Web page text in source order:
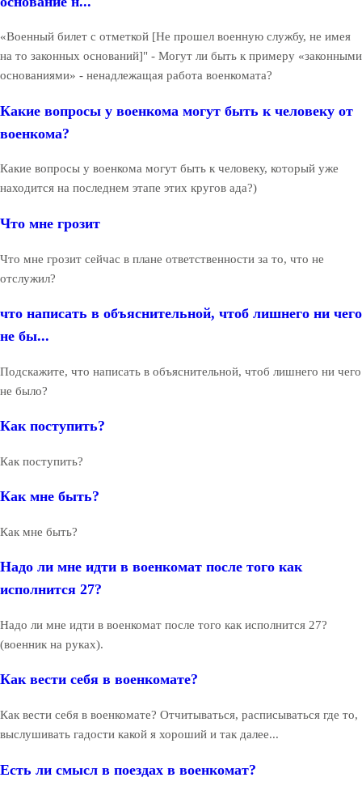
«Военный билет с отметкой [Не прошел военную службу, не имея
на то законных оснований]" - Могут ли быть к примеру «законными
основаниями» - ненадлежащая работа военкомата?
Какие вопросы у военкома могут быть к человеку от
военкома?
Какие вопросы у военкома могут быть к человеку, который уже
находится на последнем этапе этих кругов ада?)
Что мне грозит
Что мне грозит сейчас в плане ответственности за то, что не
отслужил?
что написать в объяснительной, чтоб лишнего ни чего
не бы...
Подскажите, что написать в объяснительной, чтоб лишнего ни чего
не было?
Как поступить?
Как поступить?
Как мне быть?
Как мне быть?
Надо ли мне идти в военкомат после того как
исполнится 27?
Надо ли мне идти в военкомат после того как исполнится 27?
(военник на руках).
Как вести себя в военкомате?
Как вести себя в военкомате? Отчитываться, расписываться где то,
выслушивать гадости какой я хороший и так далее...
Есть ли смысл в поездах в военкомат?